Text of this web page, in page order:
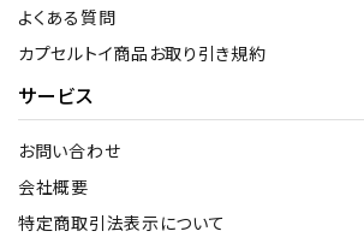
よくある質問
カプセルトイ商品お取り引き規約
サービス
お問い合わせ
会社概要
特定商取引法表示について